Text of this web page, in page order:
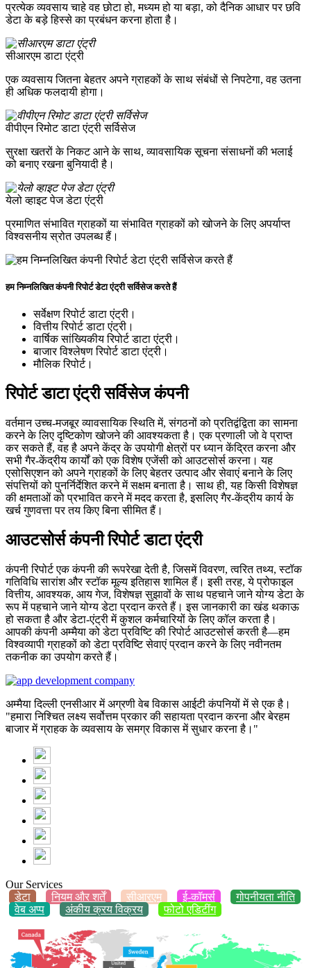
प्रत्येक व्यवसाय चाहे वह छोटा हो, मध्यम हो या बड़ा, को दैनिक आधार पर छवि
डेटा के बड़े हिस्से का प्रबंधन करना होता है।
सीआरएम डाटा एंट्री
एक व्यवसाय जितना बेहतर अपने ग्राहकों के साथ संबंधों से निपटेगा, वह उतना
ही अधिक फलदायी होगा।
वीपीएन रिमोट डाटा एंट्री सर्विसेज
सुरक्षा खतरों के निकट आने के साथ, व्यावसायिक सूचना संसाधनों की भलाई
को बनाए रखना बुनियादी है।
येलो व्हाइट पेज डेटा एंट्री
प्रमाणित संभावित ग्राहकों या संभावित ग्राहकों को खोजने के लिए अपर्याप्त
विश्वसनीय स्रोत उपलब्ध हैं।
हम निम्नलिखित कंपनी रिपोर्ट डेटा एंट्री सर्विसेज करते हैं
सर्वेक्षण रिपोर्ट डाटा एंट्री।
वित्तीय रिपोर्ट डाटा एंट्री।
वार्षिक सांख्यिकीय रिपोर्ट डाटा एंट्री।
बाजार विश्लेषण रिपोर्ट डाटा एंट्री।
मौलिक रिपोर्ट।
रिपोर्ट डाटा एंट्री सर्विसेज कंपनी
वर्तमान उच्च-मजबूर व्यावसायिक स्थिति में, संगठनों को प्रतिद्वंद्विता का सामना
करने के लिए दृष्टिकोण खोजने की आवश्यकता है। एक प्रणाली जो वे प्राप्त
कर सकते हैं, वह है अपने केंद्र के उपयोगी क्षेत्रों पर ध्यान केंद्रित करना और
सभी गैर-केंद्रीय कार्यों को एक विशेष एजेंसी को आउटसोर्स करना। यह
एसोसिएशन को अपने ग्राहकों के लिए बेहतर उत्पाद और सेवाएं बनाने के लिए
संपत्तियों को पुनर्निर्देशित करने में सक्षम बनाता है। साथ ही, यह किसी विशेषज्ञ
की क्षमताओं को प्रभावित करने में मदद करता है, इसलिए गैर-केंद्रीय कार्य के
खर्च गुणवत्ता पर तय किए बिना सीमित हैं।
आउटसोर्स कंपनी रिपोर्ट डाटा एंट्री
कंपनी रिपोर्ट एक कंपनी की रूपरेखा देती है, जिसमें विवरण, त्वरित तथ्य, स्टॉक
गतिविधि सारांश और स्टॉक मूल्य इतिहास शामिल हैं। इसी तरह, ये प्रोफाइल
वित्तीय, आवश्यक, आय गेज, विशेषज्ञ सुझावों के साथ पहचाने जाने योग्य डेटा के
रूप में पहचाने जाने योग्य डेटा प्रदान करते हैं। इस जानकारी का खंड थकाऊ
हो सकता है और डेटा-एंट्री में कुशल कर्मचारियों के लिए कॉल करता है।
आपकी कंपनी अम्मैया को डेटा प्रविष्टि की रिपोर्ट आउटसोर्स करती है—हम
विश्वव्यापी ग्राहकों को डेटा प्रविष्टि सेवाएं प्रदान करने के लिए नवीनतम
तकनीक का उपयोग करते हैं।
अम्मैया दिल्ली एनसीआर में अग्रणी वेब विकास आईटी कंपनियों में से एक है।
"हमारा निश्चित लक्ष्य सर्वोत्तम प्रकार की सहायता प्रदान करना और बेरहम
बाजार में ग्राहक के व्यवसाय के समग्र विकास में सुधार करना है।"
Our Services
डेटा
नियम और शर्तें सीआरएम ई-कॉमर्स
गोपनीयता नीति
वेब अप्प
अंकीय क्रय विक्रय फोटो एडिटींग